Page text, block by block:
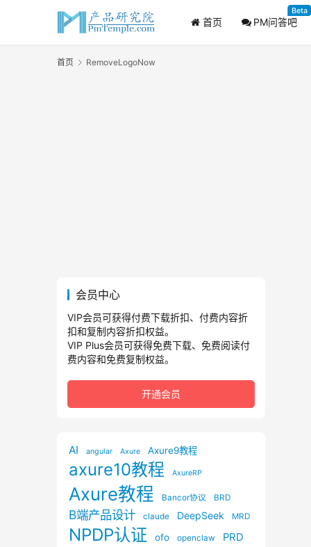
首页 PM问答吧
Beta
首页 RemoveLogoNow
会员中心
VIP会员可获得付费下载折扣、付费内容折
扣和复制内容折扣权益。
VIP Plus会员可获得免费下载、免费阅读付
费内容和免费复制权益。
开通会员
AI angular Axure Axure9教程
axure10教程 AxureRP
Axure教程 Bancor协议 BRD
B端产品设计 claude DeepSeek MRD
NPDP认证 ofo openclaw PRD